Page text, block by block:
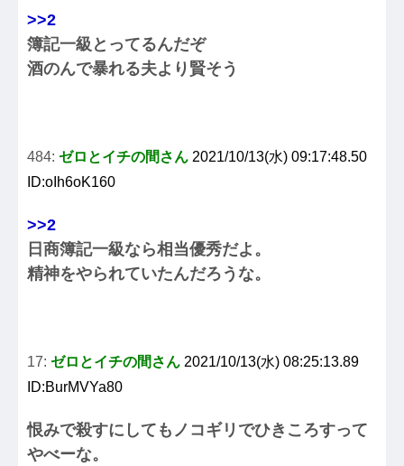
>>2
簿記一級とってるんだぞ
酒のんで暴れる夫より賢そう
484: ゼロとイチの間さん 2021/10/13(水) 09:17:48.50
ID:oIh6oK160
>>2
日商簿記一級なら相当優秀だよ。
精神をやられていたんだろうな。
17: ゼロとイチの間さん 2021/10/13(水) 08:25:13.89
ID:BurMVYa80
恨みで殺すにしてもノコギリでひきころすって
やべーな。